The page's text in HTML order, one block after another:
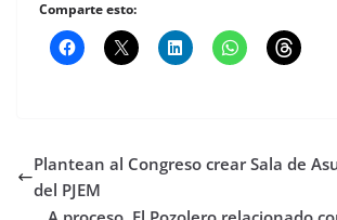
Comparte esto:
Plantean al Congreso crear Sala de
del PJEM